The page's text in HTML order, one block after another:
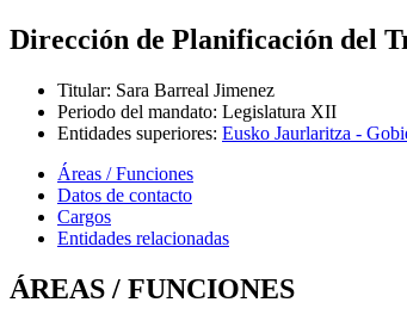
Dirección de Planificación del
Titular: Sara Barreal Jimenez
Periodo del mandato: Legislatura XII
Entidades superiores: Eusko Jaurlaritza -
Áreas / Funciones
Datos de contacto
Cargos
Entidades relacionadas
ÁREAS / FUNCIONES